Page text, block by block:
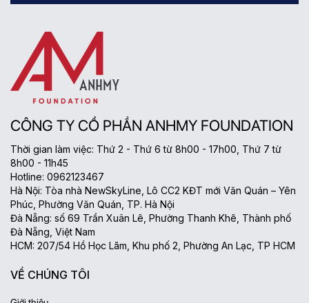
CÔNG TY CỔ PHẦN ANHMY FOUNDATION
Thời gian làm việc: Thứ 2 - Thứ 6 từ 8h00 - 17h00, Thứ 7 từ
8h00 - 11h45
Hotline: 0962123467
Hà Nội: Tòa nhà NewSkyLine, Lô CC2 KĐT mới Văn Quán – Yên
Phúc, Phường Văn Quán, TP. Hà Nội
Đà Nẵng: số 69 Trần Xuân Lê, Phường Thanh Khê, Thành phố
Đà Nẵng, Việt Nam
HCM: 207/54 Hồ Học Lãm, Khu phố 2, Phường An Lạc, TP HCM
VỀ CHÚNG TÔI